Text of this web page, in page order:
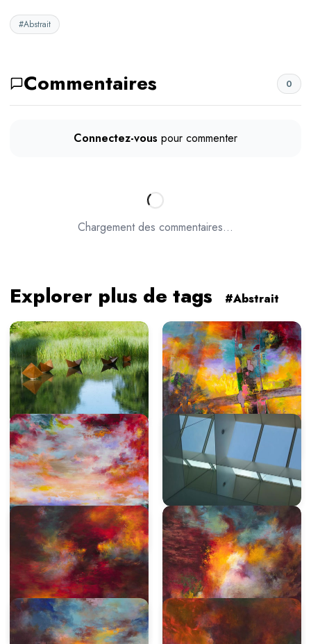
#Abstrait
Commentaires 0
Connectez-vous pour commenter
Chargement des commentaires...
Explorer plus de tags #Abstrait